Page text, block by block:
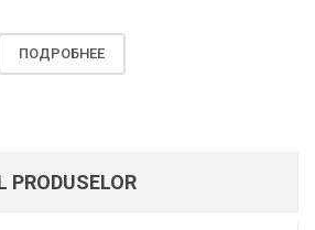
ПОДРОБНЕЕ
PRODUSELOR